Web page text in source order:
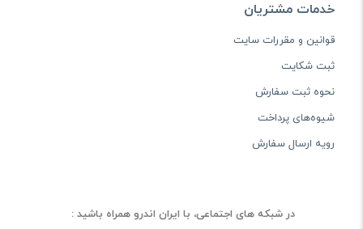
خدمات مشتریان
قوانین و مقررات سایت
ثبت شکایت
نحوه ثبت سفارش
شیوه‌های پرداخت
رویه ارسال سفارش
در شبکه های اجتماعی، با ایران اندرو همراه باشید :